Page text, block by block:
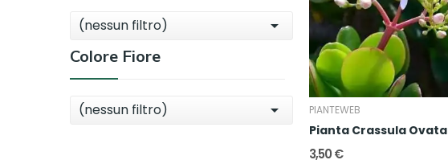
(nessun filtro) 
Colore Fiore
(nessun filtro)  PIANTEWEB
3,50 €